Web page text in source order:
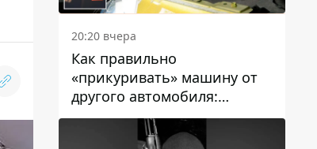
20:20 вчера
Как правильно
«прикуривать» машину от
другого автомобиля:
инструкция для водителей